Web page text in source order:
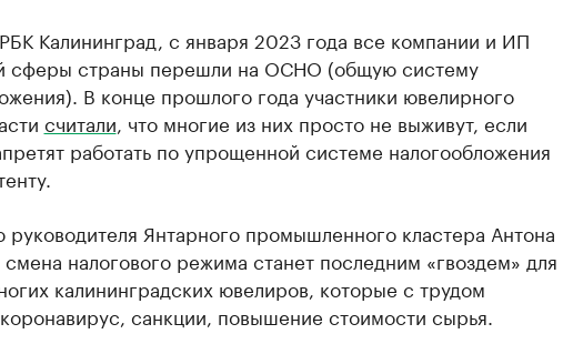
Калининград, с января 2023 года все компании и ИП
сферы страны перешли на ОСНО (общую систему
В конце прошлого года участники ювелирного
считали , что многие из них просто не выживут, если
работать по упрощенной системе налогообложения
Янтарного промышленного кластера Антона
налогового режима станет последним «гвоздем» для
калининградских ювелиров, которые с трудом
санкции, повышение стоимости сырья.